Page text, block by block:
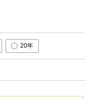
20年